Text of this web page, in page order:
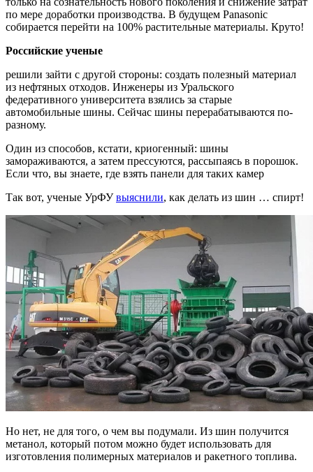
по мере доработки производства. В будущем Panasonic
собирается перейти на 100% растительные материалы. Круто!
Российские ученые
решили зайти с другой стороны: создать полезный материал
из нефтяных отходов. Инженеры из Уральского
федеративного университета взялись за старые
автомобильные шины. Сейчас шины перерабатываются по-
разному.
Один из способов, кстати, криогенный: шины
замораживаются, а затем прессуются, рассыпаясь в порошок.
Если что, вы знаете, где взять панели для таких камер
Так вот, ученые УрФУвыяснили, как делать из шин … спирт!
Но нет, не для того, о чем вы подумали. Из шин получится
метанол, который потом можно будет использовать для
изготовления полимерных материалов и ракетного топлива.